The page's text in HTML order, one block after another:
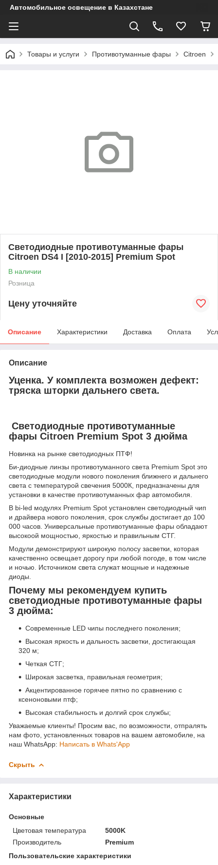
Автомобильное освещение в Казахстане
Товары и услуги Противотуманные фары Citroen
Светодиодные противотуманные фары
Citroen DS4 I [2010-2015] Premium Spot
В наличии
Розница
Цену уточняйте
Описание Характеристики Доставка Оплата
Описание
Уценка. У комплекта возможен дефект:
тряска шторки дальнего света.
Cветодиодные противотуманные
фары Citroen Premium Spot 3 дюйма
Новинка на рынке светодиодных ПТФ!
Би-диодные линзы противотуманного света Premium Spot это
светодиодные модули нового поколения ближнего и дальнего
света с температурой свечения 5000К, предназначены для
установки в качестве противотуманных фар автомобиля.
В bi-led модулях Premium Spot установлен светодиодный чип
и драйвера нового поколения, срок службы достигает до 100
000 часов. Универсальные противотуманные фары обладают
высокоой мощностью, яркостью и правильным СТГ.
Модули демонстрируют широкую полосу засветки, которая
качественно освещает дорогу при любой погоде, в том числе
и ночью. Источником света служат мощные и надежные
диоды.
Почему мы рекомендуем купить
светодиодные противотуманные фары
3 дюйма:
Современные LED чипы последнего поколения;
Высокая яркость и дальность засветки, достигающая
320 м;
Четкая СТГ;
Широкая засветка, правильная геометрия;
Акцентированное горячее пятно по сравнению с
ксеноновыми птф;
Высокая стабильность и долгий срок службы;
Уважаемые клиенты! Просим вас, по возможности, отпралять
нам фото, установленных товаров на вашем автомобиле, на
наш WhatsApp: Написать в Whats'App
Скрыть
Характеристики
Основные
Цветовая температура
5000K
Производитель
Premium
Пользовательские характеристики